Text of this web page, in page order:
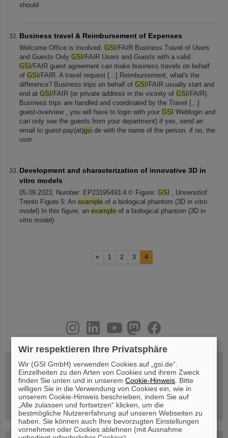
should
Business travel & Reimbursement of Expenses
Welcome Office is involved. GSI /FAIR Business Travel of Users
and Guests Only GSI /FAIR Users and Guests with a valid
GSI /FAIR guest agreement can make business travels on behalf
of GSI /FAIR. A travel request [...] Reimbursement, what's the
difference? Business trips on behalf of GSI /FAIR usually start and
end at GSI /FAIR (or private address in the vicinity of GSI /FAIR).
Business trips are handled and coordinated by the Travel [...]
guest-overview , you will have to login with your GSI Weblogin and
can only see the guests from your department) if yes, send an
email to guest-pay(at)gsi.de with the name of the person. if no, the
user
Development and characterization of innovative 3D in
vitro models
05.09.2023, Number: EP23195493.4 © Figure: GSI
, Unversitiof
Trento Figure 5: An example of a biological phantom (3D in vitro
model) In this figure, an example of a biological phantom (3D in
vitro model)
« 1 2 3 4
youtubehelmholtz.socialfacebook
Mittwoch, 19.08.2026, 14 Uhr
Warum existiert nicht einfach nichts?
Hannah Elfner,
GSI/FAIR/Goethe-Universität
Anmeldung und weitere Informationen
Wir respektieren Ihre Privatsphäre
Wir (GSI GmbH) verwenden Cookies auf „gsi.de“.
Einzelheiten zu den Arten von Cookies und ihrem Zweck
finden Sie unten und in unseremCookie-Hinweis . Bitte
willigen Sie in die Verwendung von Cookies ein, wie in
unserem Cookie-Hinweis beschrieben, indem Sie auf
„Alle zulassen und fortsetzen“ klicken, um die
bestmögliche Nutzererfahrung auf unseren Webseiten zu
haben. Sie können auch Ihre bevorzugten Einstellungen
vornehmen oder Cookies ablehnen (mit Ausnahme